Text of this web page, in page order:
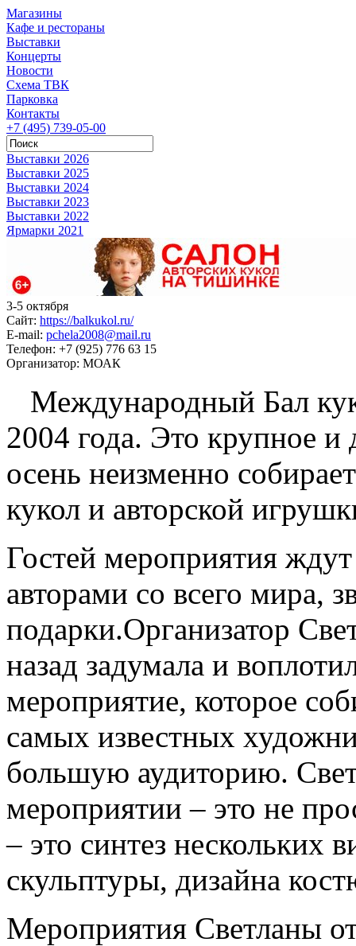
Магазины
Кафе и рестораны
Выставки
Концерты
Новости
Схема ТВК
Парковка
Контакты
+7 (495) 739-05-00
Выставки 2026
Выставки 2025
Выставки 2024
Выставки 2023
Выставки 2022
Ярмарки 2021
3-5 октября
Сайт: https://balkukol.ru/
E-mail: pchela2008@mail.ru
Телефон: +7 (925) 776 63 15
Организатор: МОАК
Международный Бал
2004 года. Это крупное
осень неизменно
кукол и авторской
Гостей мероприятия
авторами со всего мира,
подарки.Организатор
назад задумала и
мероприятие, которое
самых известных
большую аудиторию.
мероприятии – это не
– это синтез нескольких
скульптуры, дизайна
Мероприятия Светланы